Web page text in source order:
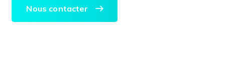
Nous contacter